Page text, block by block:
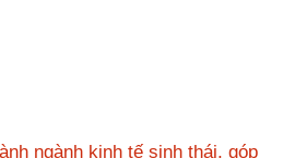
ngành kinh tế sinh thái, góp